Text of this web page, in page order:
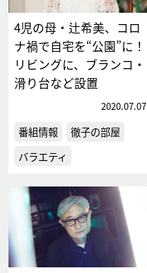
4児の母・辻希美、コロ
ナ禍で自宅を“公園”に！
リビングに、ブランコ・
滑り台など設置
2020.07.07
番組情報
徹子の部屋
バラエティ